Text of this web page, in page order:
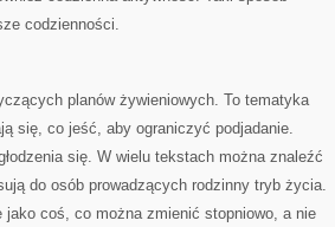
codzienności.
planów żywieniowych. To tematyka
się, co jeść, aby ograniczyć podjadanie.
się. W wielu tekstach można znaleźć
do osób prowadzących rodzinny tryb życia.
coś, co można zmienić stopniowo, a nie